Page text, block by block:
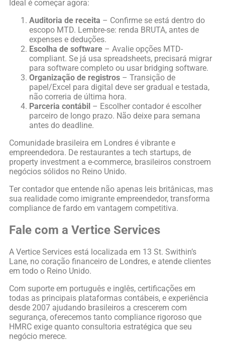
Ideal é começar agora:
Auditoria de receita – Confirme se está dentro do
escopo MTD. Lembre-se: renda BRUTA, antes de
expenses e deduções.
Escolha de software – Avalie opções MTD-
compliant. Se já usa spreadsheets, precisará migrar
para software completo ou usar bridging software.
Organização de registros – Transição de
papel/Excel para digital deve ser gradual e testada,
não correria de última hora.
Parceria contábil – Escolher contador é escolher
parceiro de longo prazo. Não deixe para semana
antes do deadline.
Comunidade brasileira em Londres é vibrante e
empreendedora. De restaurantes a tech startups, de
property investment a e-commerce, brasileiros constroem
negócios sólidos no Reino Unido.
Ter contador que entende não apenas leis britânicas, mas
sua realidade como imigrante empreendedor, transforma
compliance de fardo em vantagem competitiva.
Fale com a Vertice Services
A Vertice Services está localizada em 13 St. Swithin’s
Lane, no coração financeiro de Londres, e atende clientes
em todo o Reino Unido.
Com suporte em português e inglês, certificações em
todas as principais plataformas contábeis, e experiência
desde 2007 ajudando brasileiros a crescerem com
segurança, oferecemos tanto compliance rigoroso que
HMRC exige quanto consultoria estratégica que seu
negócio merece.